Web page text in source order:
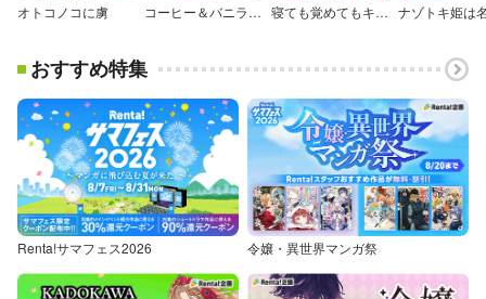
オトコノコに虜 コーヒー＆バニラ12・5 公式ファンブック 寝ても覚めてもキスしても
おすすめ特集
Renta!サマフェス2026 令嬢・異世界マンガ祭